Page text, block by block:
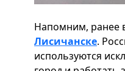
Напомним, ранее
Лисичанске.
используются